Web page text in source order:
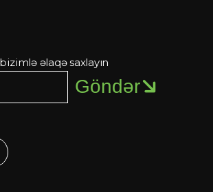
əlaqə saxlayın
Göndər